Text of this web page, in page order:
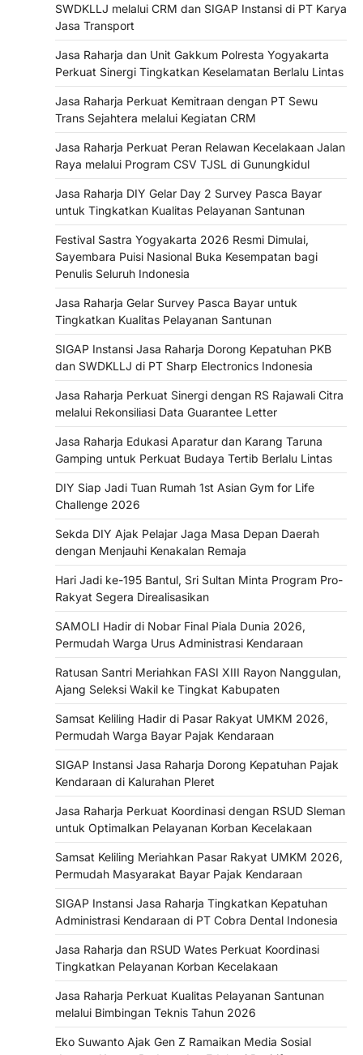
SWDKLLJ melalui CRM dan SIGAP Instansi di PT Karya
Jasa Transport
Jasa Raharja dan Unit Gakkum Polresta Yogyakarta
Perkuat Sinergi Tingkatkan Keselamatan Berlalu Lintas
Jasa Raharja Perkuat Kemitraan dengan PT Sewu
Trans Sejahtera melalui Kegiatan CRM
Jasa Raharja Perkuat Peran Relawan Kecelakaan Jalan
Raya melalui Program CSV TJSL di Gunungkidul
Jasa Raharja DIY Gelar Day 2 Survey Pasca Bayar
untuk Tingkatkan Kualitas Pelayanan Santunan
Festival Sastra Yogyakarta 2026 Resmi Dimulai,
Sayembara Puisi Nasional Buka Kesempatan bagi
Penulis Seluruh Indonesia
Jasa Raharja Gelar Survey Pasca Bayar untuk
Tingkatkan Kualitas Pelayanan Santunan
SIGAP Instansi Jasa Raharja Dorong Kepatuhan PKB
dan SWDKLLJ di PT Sharp Electronics Indonesia
Jasa Raharja Perkuat Sinergi dengan RS Rajawali Citra
melalui Rekonsiliasi Data Guarantee Letter
Jasa Raharja Edukasi Aparatur dan Karang Taruna
Gamping untuk Perkuat Budaya Tertib Berlalu Lintas
DIY Siap Jadi Tuan Rumah 1st Asian Gym for Life
Challenge 2026
Sekda DIY Ajak Pelajar Jaga Masa Depan Daerah
dengan Menjauhi Kenakalan Remaja
Hari Jadi ke-195 Bantul, Sri Sultan Minta Program Pro-
Rakyat Segera Direalisasikan
SAMOLI Hadir di Nobar Final Piala Dunia 2026,
Permudah Warga Urus Administrasi Kendaraan
Ratusan Santri Meriahkan FASI XIII Rayon Nanggulan,
Ajang Seleksi Wakil ke Tingkat Kabupaten
Samsat Keliling Hadir di Pasar Rakyat UMKM 2026,
Permudah Warga Bayar Pajak Kendaraan
SIGAP Instansi Jasa Raharja Dorong Kepatuhan Pajak
Kendaraan di Kalurahan Pleret
Jasa Raharja Perkuat Koordinasi dengan RSUD Sleman
untuk Optimalkan Pelayanan Korban Kecelakaan
Samsat Keliling Meriahkan Pasar Rakyat UMKM 2026,
Permudah Masyarakat Bayar Pajak Kendaraan
SIGAP Instansi Jasa Raharja Tingkatkan Kepatuhan
Administrasi Kendaraan di PT Cobra Dental Indonesia
Jasa Raharja dan RSUD Wates Perkuat Koordinasi
Tingkatkan Pelayanan Korban Kecelakaan
Jasa Raharja Perkuat Kualitas Pelayanan Santunan
melalui Bimbingan Teknis Tahun 2026
Eko Suwanto Ajak Gen Z Ramaikan Media Sosial